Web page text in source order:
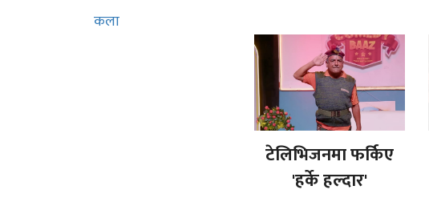
कला
टेलिभिजनमा फर्किए
'हर्के हल्दार'